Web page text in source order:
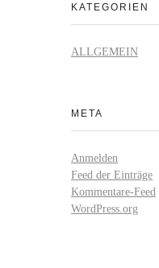
KATEGORIEN
ALLGEMEIN
META
Anmelden
Feed der Einträge
Kommentare-Feed
WordPress.org